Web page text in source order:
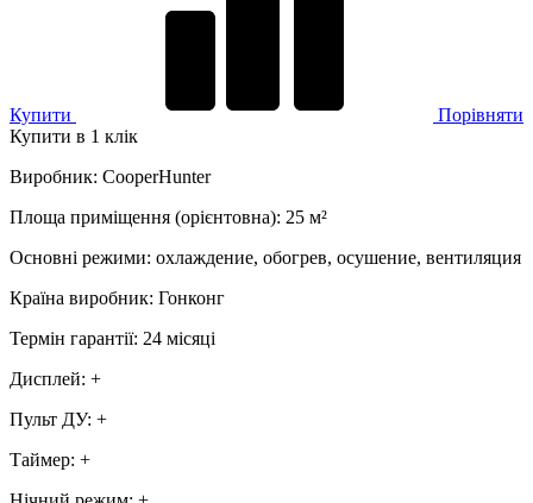
Купити
Порівняти
Купити в 1 клік
Виробник: CooperHunter
Площа приміщення (орієнтовна): 25 м²
Основні режими: охлаждение, обогрев, осушение, вентиляция
Країна виробник: Гонконг
Термін гарантії: 24 місяці
Дисплей: +
Пульт ДУ: +
Таймер: +